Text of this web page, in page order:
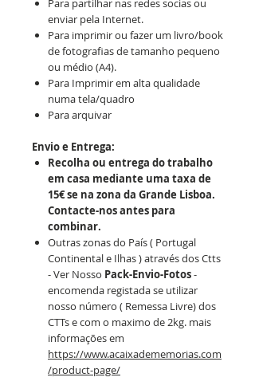
Para partilhar nas redes socias ou
enviar pela Internet.
Para imprimir ou fazer um livro/book
de fotografias de tamanho pequeno
ou médio (A4).
Para Imprimir em alta qualidade
numa tela/quadro
Para arquivar
Envio e Entrega:
Recolha ou entrega do trabalho
em casa mediante uma taxa de
15€ se na zona da Grande Lisboa.
Contacte-nos antes para
combinar.
Outras zonas do País ( Portugal
Continental e Ilhas ) através dos Ctts
- Ver Nosso Pack-Envio-Fotos-
encomenda registada se utilizar
nosso número ( Remessa Livre) dos
CTTs e com o maximo de 2kg. mais
informações em
https://www.acaixadememorias.com
/product-page/